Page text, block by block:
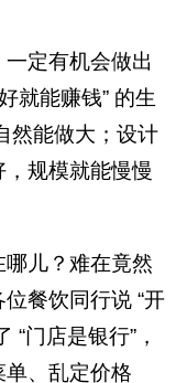
定有机会做出
就能赚钱” 的生
然能做大；设计
规模就能慢慢
儿？难在竟然
餐饮同行说 “开
“门店是银行”，
、乱定价格